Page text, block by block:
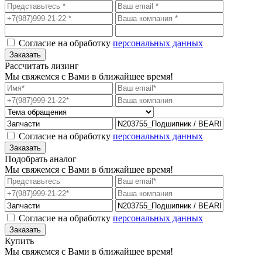
Согласие на обработку персональных данных
Рассчитать лизинг
Мы свяжемся с Вами в ближайшее время!
Согласие на обработку персональных данных
Подобрать аналог
Мы свяжемся с Вами в ближайшее время!
Согласие на обработку персональных данных
Купить
Мы свяжемся с Вами в ближайшее время!